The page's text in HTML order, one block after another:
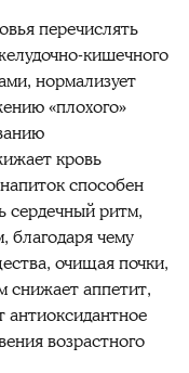
перечислять
кишечного
нормализует
«плохого»
кровь
способен
сердечный ритм,
благодаря чему
очищая почки,
снижает аппетит,
антиоксидантное
возрастного